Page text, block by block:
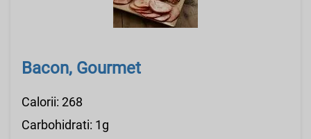
Bacon, Gourmet
Calorii: 268
Carbohidrati: 1g